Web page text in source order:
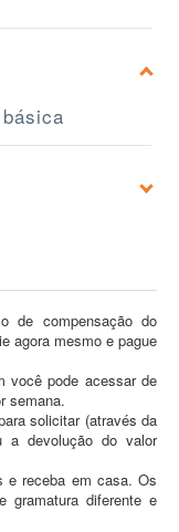
de compensação do
agora mesmo e pague
você pode acessar de
semana.
solicitar (através da
a devolução do valor
e receba em casa. Os
gramatura diferente e